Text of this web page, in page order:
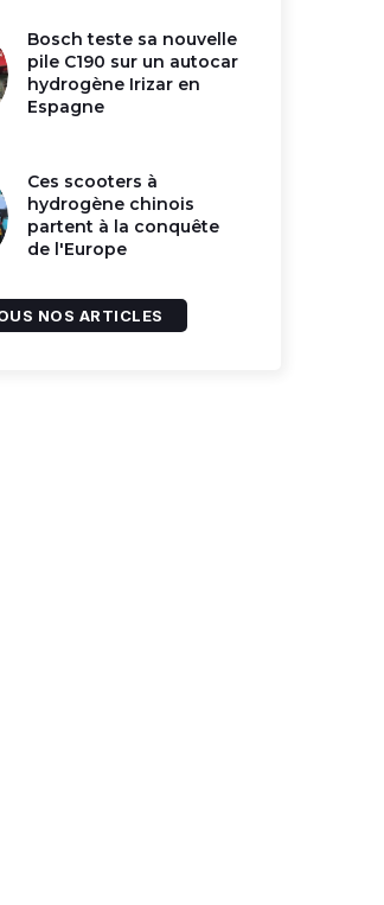
Bosch teste sa nouvelle
pile C190 sur un autocar
hydrogène Irizar en
Espagne
Ces scooters à
hydrogène chinois
partent à la conquête
de l'Europe
NOS ARTICLES